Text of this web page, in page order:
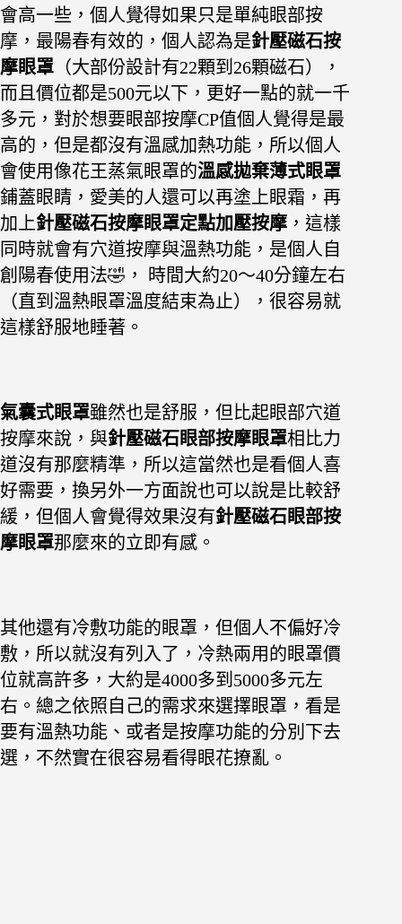
會高一些，個人覺得如果只是單純眼部按
摩，最陽春有效的，個人認為是針壓磁石按
摩眼罩 （大部份設計有22顆到26顆磁石），
而且價位都是500元以下，更好一點的就一千
多元，對於想要眼部按摩CP值個人覺得是最
高的，但是都沒有溫感加熱功能，所以個人
會使用像花王蒸氣眼罩的溫感拋棄薄式眼罩
鋪蓋眼睛，愛美的人還可以再塗上眼霜， 再
加上針壓磁石按摩眼罩定點加壓按摩 ，這樣
同時就會有穴道按摩與溫熱功能，是個人自
創陽春使用法🤣， 時間大約20～40分鐘左右
（直到溫熱眼罩溫度結束為止），很容易就
這樣舒服地睡著。
氣囊式眼罩雖然也是舒服，但比起眼部穴道
按摩來說，與針壓磁石眼部按摩眼罩相比力
道沒有那麼精準，所以這當然也是看個人喜
好需要，換另外一方面說也可以說是比較舒
緩，但個人會覺得效果沒有針壓磁石眼部按
摩眼罩那麼來的立即有感。
其他還有冷敷功能的眼罩，但個人不偏好冷
敷，所以就沒有列入了，冷熱兩用的眼罩價
位就高許多，大約是4000多到5000多元左
右。總之依照自己的需求來選擇眼罩，看是
要有溫熱功能、或者是按摩功能的分別下去
選，不然實在很容易看得眼花撩亂。